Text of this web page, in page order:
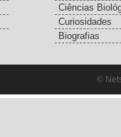
Ciências
Curiosidades
Biografias
©